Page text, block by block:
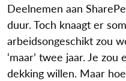
Deelnemen aan
duur. Toch knaagt er
arbeidsongeschikt zou
‘maar’ twee jaar. Je
dekking willen. Maar